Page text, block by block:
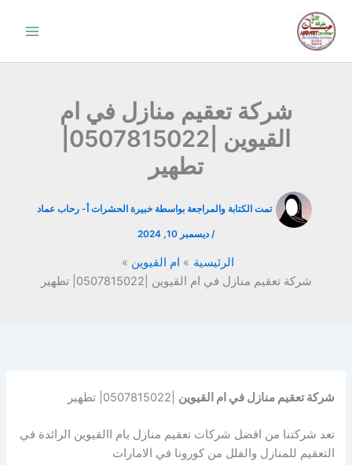
إلى
المحتوى
شركة تعقيم منازل في ام
تطهير
تمت الكتابة والمراجعة بواسطة خبيرة الحشرات أ- رحاب عماد
/ ديسمبر 10, 2024
الرئيسية
ام القيوين
شركة تعقيم منازل في ام القيوين |0507815022| تطهير
شركة تعقيم منازل في ام القيوين
تعد شركتنا من افضل شركات تعقيم منازل بام االقيوين الرائدة في
التعقيم للمنازل والفلل من كورونا في الامارات